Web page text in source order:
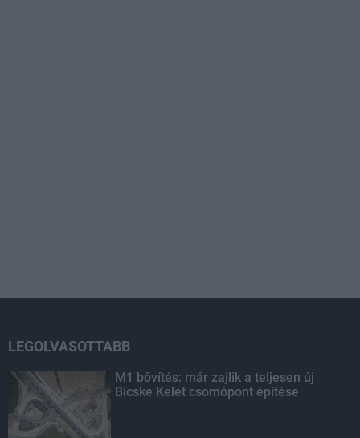
LEGOLVASOTTABB
M1 bővítés: már zajlik a teljesen új
Bicske Kelet csomópont építése